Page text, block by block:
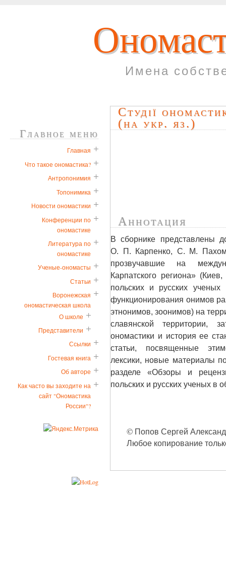
Имена
Студiї
(на укр. яз.)
Аннотация
В сборнике
О. П. Карпенко, С. М.
прозвучавшие на
Карпатского региона»
польских и русских
функционирования онимов
этнонимов, зоонимов) на
славянской территории,
ономастики и история ее
статьи, посвященные
лексики, новые материалы
разделе «Обзоры и
польских и русских ученых в
© Попов Сергей
Любое копирование
Главное меню
Главная
Что такое ономастика?
Антропонимия
Топонимика
Новости ономастики
Конференции по
ономастике
Литература по
ономастике
Ученые-ономасты
Статьи
Воронежская
ономастическая школа
О школе
Представители
Ссылки
Гостевая книга
Об авторе
Как часто вы заходите на
сайт "Ономастика
России"?